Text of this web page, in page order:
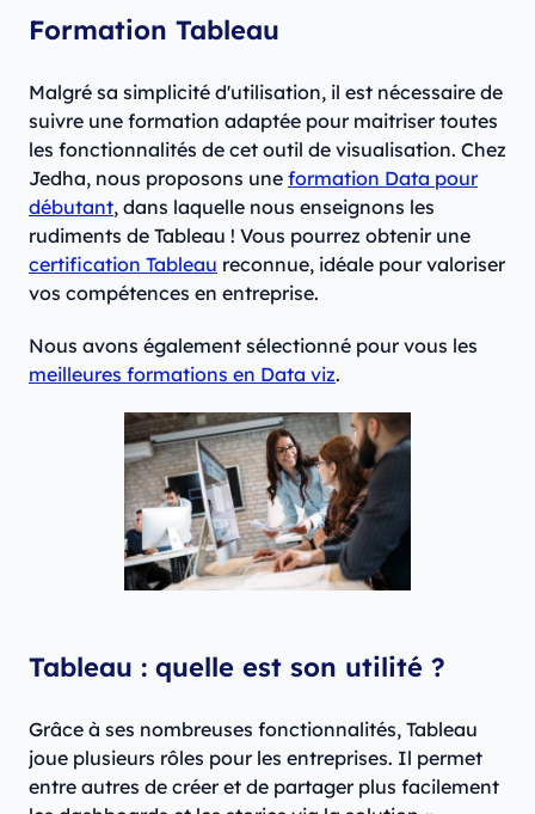
Formation Tableau
Malgré sa simplicité d'utilisation, il est nécessaire de
suivre une formation adaptée pour maitriser toutes
les fonctionnalités de cet outil de visualisation. Chez
Jedha, nous proposons une formation Data pour
débutant, dans laquelle nous enseignons les
rudiments de Tableau ! Vous pourrez obtenir une
certification Tableau reconnue, idéale pour valoriser
vos compétences en entreprise.
Nous avons également sélectionné pour vous les
meilleures formations en Data viz.
Tableau : quelle est son utilité ?
Grâce à ses nombreuses fonctionnalités, Tableau
joue plusieurs rôles pour les entreprises. Il permet
entre autres de créer et de partager plus facilement